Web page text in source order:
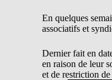
En quelques
associatifs et
Dernier fait en
en raison de leur
et de restriction